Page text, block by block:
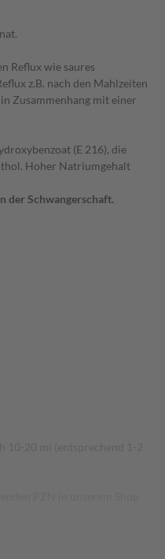
Reflux wie saures
z.B. nach den Mahlzeiten
Zusammenhang mit einer
(E 216), die
Hoher Natriumgehalt
der Schwangerschaft.